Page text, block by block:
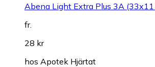
Abena Light Extra Plus 3A
fr.
28 kr
hos Apotek Hjärtat